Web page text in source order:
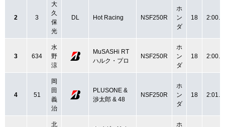
2 3
大
久
保
光
DL Hot Racing NSF250R
ホ
ン
ダ
18
3 634
水
野
涼
MuSASHi RT
ハルク・プロ
NSF250R
ホ
ン
ダ
18
4 51
岡
田
義
治
PLUSONE &
渉太郎 & 48
NSF250R
ホ
ン
ダ
18
北
ホ